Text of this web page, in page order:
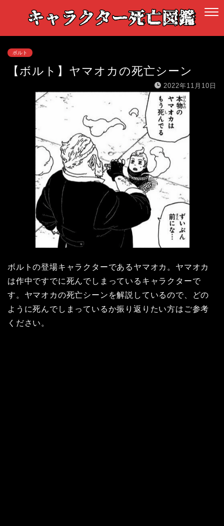
ボルト
【ボルト】ヤマオカの死亡シーン
2022年11月10日
ボルトの登場キャラクターであるヤマオカ。ヤマオカ
は作中ですでに死んでしまっているキャラクターで
す。ヤマオカの死亡シーンを解説しているので、どの
ように死んでしまっているか振り返りたい方はご参考
ください。